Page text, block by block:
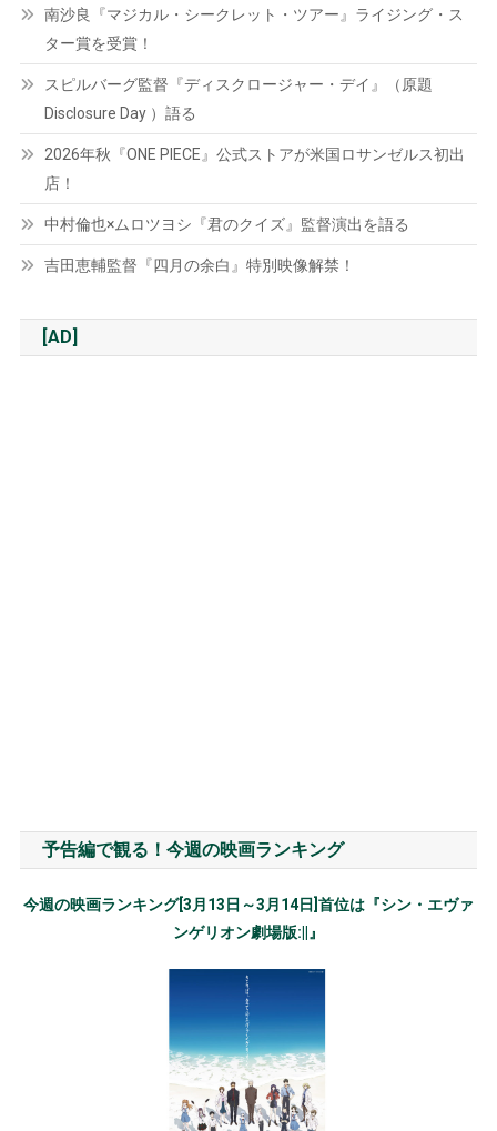
南沙良『マジカル・シークレット・ツアー』ライジング・ス
ター賞を受賞！
スピルバーグ監督『ディスクロージャー・デイ』（原題
Disclosure Day ）語る
2026年秋『ONE PIECE』公式ストアが米国ロサンゼルス初出
店！
中村倫也×ムロツヨシ『君のクイズ』監督演出を語る
吉田恵輔監督『四月の余白』特別映像解禁！
[AD]
予告編で観る！今週の映画ランキング
今週の映画ランキング[3月13日～3月14日]首位は『シン・エヴァ
ンゲリオン劇場版:||』